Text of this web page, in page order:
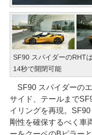
SF90 スパイダーのRHT
14秒で開閉可能
SF90 スパイダーの
サイド、テールまで
イリングを再現。
剛性を確保するべく車